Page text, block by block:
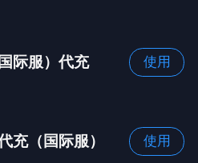
际服）代充 使用
充（国际服） 使用